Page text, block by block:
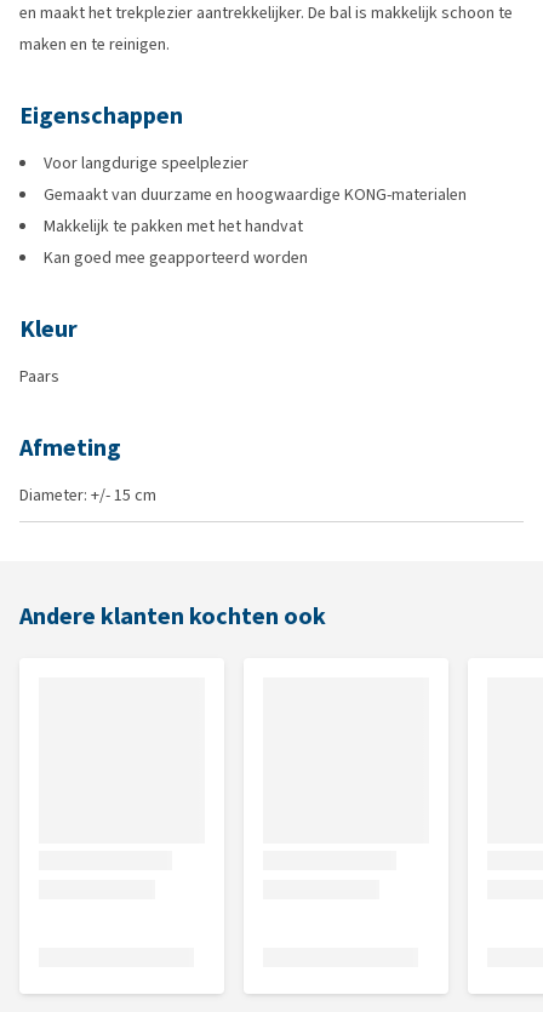
en maakt het trekplezier aantrekkelijker. De bal is makkelijk schoon te
maken en te reinigen.
Eigenschappen
Voor langdurige speelplezier
Gemaakt van duurzame en hoogwaardige KONG-materialen
Makkelijk te pakken met het handvat
Kan goed mee geapporteerd worden
Kleur
Paars
Afmeting
Diameter: +/- 15 cm
Andere klanten kochten ook